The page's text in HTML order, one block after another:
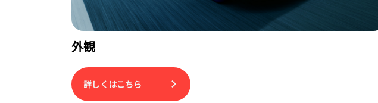
外観
詳しくはこちら